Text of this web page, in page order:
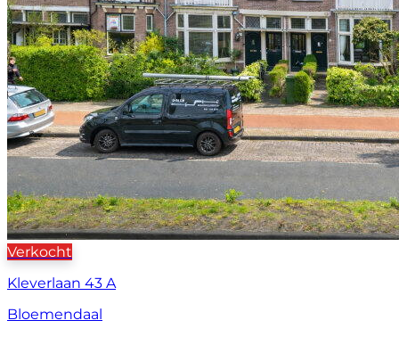
Verkocht
Kleverlaan 43 A
Bloemendaal